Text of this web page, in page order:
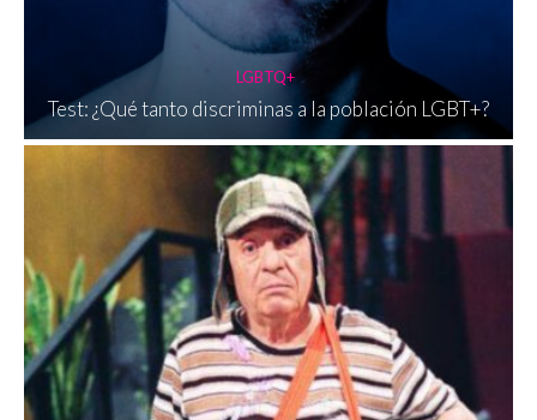
LGBTQ+
Test: ¿Qué tanto discriminas a la población LGBT+?